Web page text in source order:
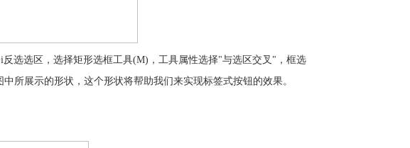
选选区，选择矩形选框工具(M)，工具属性选择"与选区交叉"，框选
所展示的形状，这个形状将帮助我们来实现标签式按钮的效果。